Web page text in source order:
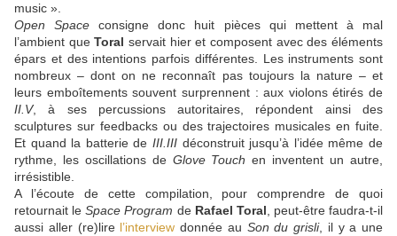
music ».
Open Space consigne donc huit pièces qui mettent à mal
l’ambient queToral servait hier et composent avec des éléments
épars et des intentions parfois différentes. Les instruments sont
nombreux – dont on ne reconnaît pas toujours la nature – et
leurs emboîtements souvent surprennent : aux violons étirés de
II.V, à ses percussions autoritaires, répondent ainsi des
sculptures sur feedbacks ou des trajectoires musicales en fuite.
Et quand la batterie de III.III déconstruit jusqu’à l’idée même de
rythme, les oscillations de Glove Touch en inventent un autre,
irrésistible.
A l’écoute de cette compilation, pour comprendre de quoi
retournait le Space Program de Rafael Toral , peut-être faudra-t-il
aussi aller (re)lire l’interview donnée au Son du grisli, il y a une